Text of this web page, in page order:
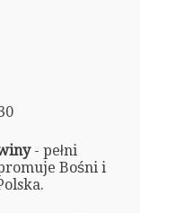
- pełni
Bośni i